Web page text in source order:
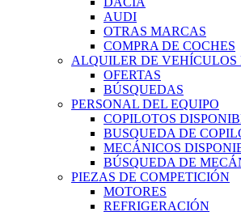
AUDI
OTRAS MARCAS
COMPRA DE COCHES
ALQUILER DE VEHÍCULOS
OFERTAS
BÚSQUEDAS
PERSONAL DEL EQUIPO
COPILOTOS
BUSQUEDA DE
MECÁNICOS
BÚSQUEDA DE
PIEZAS DE COMPETICIÓN
MOTORES
REFRIGERACIÓN